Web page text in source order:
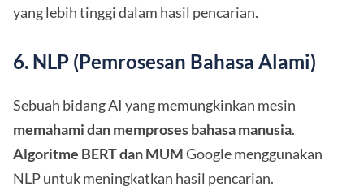
yang lebih tinggi dalam hasil pencarian.
6. NLP (Pemrosesan Bahasa Alami)
Sebuah bidang AI yang memungkinkan mesin
memahami dan memproses bahasa manusia.
Algoritme BERT dan MUMGoogle menggunakan
NLP untuk meningkatkan hasil pencarian.